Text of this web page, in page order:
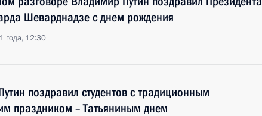
Шеварднадзе с днем рождения
года, 12:30
поздравил студентов с традиционным
праздником – Татьяниным днем